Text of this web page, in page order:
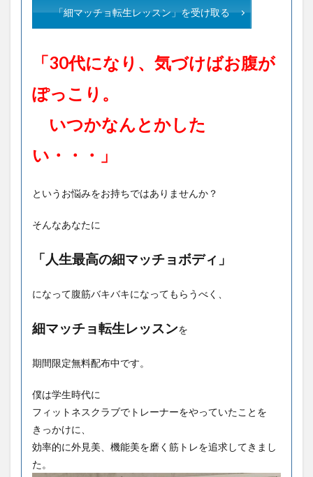
「細マッチョ転生レッスン」を受け取る
「30代になり、気づけばお腹が
ぽっこり。
いつかなんとかした
い・・・」
というお悩みをお持ちではありませんか？
そんなあなたに
「人生最高の細マッチョボディ」
になって腹筋バキバキになってもらうべく、
細マッチョ転生レッスンを
期間限定無料配布中です。
僕は学生時代に
フィットネスクラブでトレーナーをやっていたことを
きっかけに、
効率的に外見美、機能美を磨く筋トレを追求してきまし
た。